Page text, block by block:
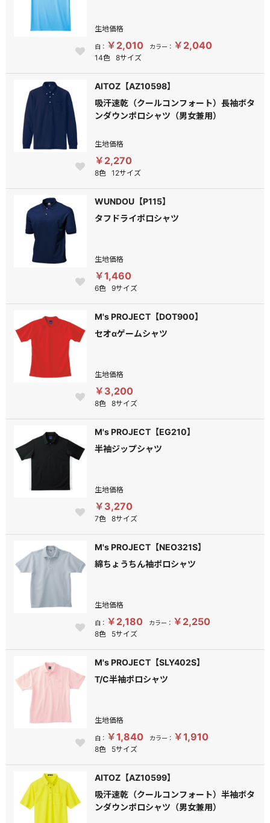
生地価格
白： ￥2,010 カラー： ￥2,040
14色 8サイズ
AITOZ【AZ10598】
吸汗速乾（クールコンフォート）長袖ボタ
ンダウンポロシャツ（男女兼用）
生地価格
￥2,270
8色 12サイズ
WUNDOU【P115】
タフドライポロシャツ
生地価格
￥1,460
6色 9サイズ
M's PROJECT【DOT900】
セオαゲームシャツ
生地価格
￥3,200
8色 8サイズ
M's PROJECT【EG210】
半袖ジップシャツ
生地価格
￥3,270
7色 8サイズ
M's PROJECT【NEO321S】
綿ちょうちん袖ポロシャツ
生地価格
白： ￥2,180 カラー： ￥2,250
8色 5サイズ
M's PROJECT【SLY402S】
T/C半袖ポロシャツ
生地価格
白： ￥1,840 カラー： ￥1,910
8色 5サイズ
AITOZ【AZ10599】
吸汗速乾（クールコンフォート）半袖ボタ
ンダウンポロシャツ（男女兼用）